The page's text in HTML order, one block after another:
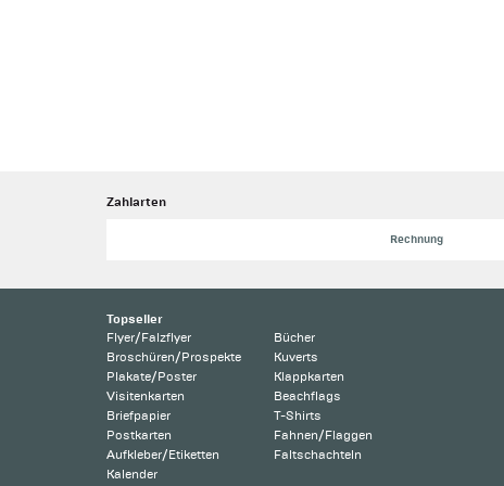
Zahlarten
Rechnung
Topseller
Flyer/Falzflyer
Broschüren/Prospekte
Plakate/Poster
Visitenkarten
Briefpapier
Postkarten
Aufkleber/Etiketten
Kalender
Bücher
Kuverts
Klappkarten
Beachflags
T-Shirts
Fahnen/Flaggen
Faltschachteln